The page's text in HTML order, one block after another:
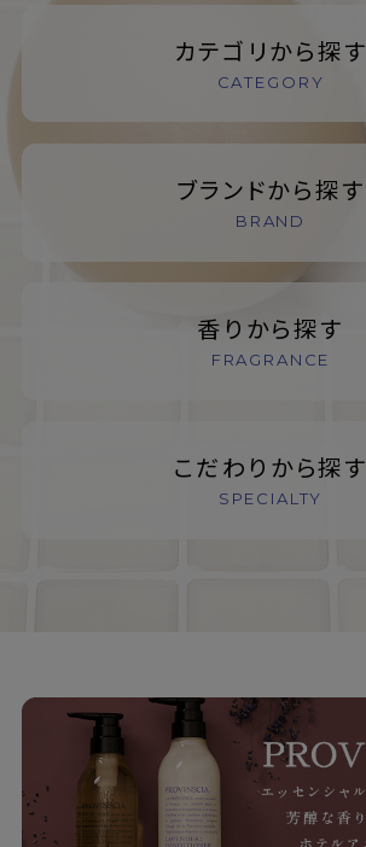
カテゴリから探す
CATEGORY
ブランドから探す
BRAND
香りから探す
FRAGRANCE
こだわりから探す
SPECIALTY